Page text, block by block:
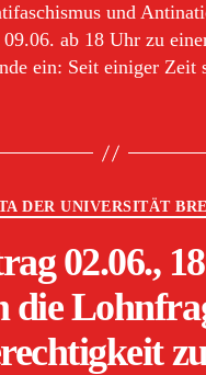
und
ab 18 Uhr zu
ein: Seit einiger Zeit
Kategorien
DER UNIVERSITÄT
02.06.,
die